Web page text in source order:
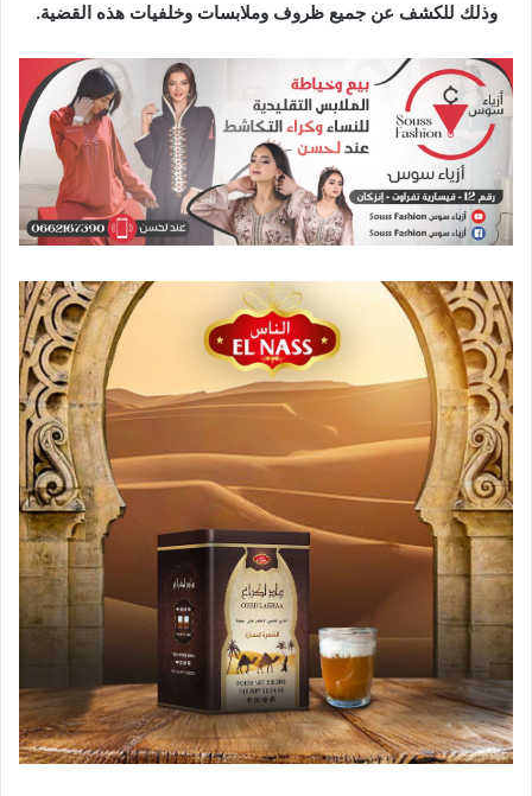
وذلك للكشف عن جميع ظروف وملابسات وخلفيات هذه القضية.